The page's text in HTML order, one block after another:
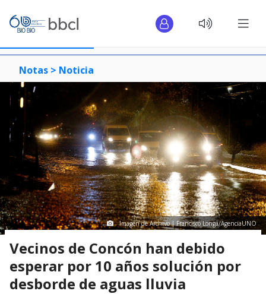
Notas > Noticia
Imagen de Archivo | Francisco Longa/AgenciaUNO
Vecinos de Concón han debido
esperar por 10 años solución por
desborde de aguas lluvia